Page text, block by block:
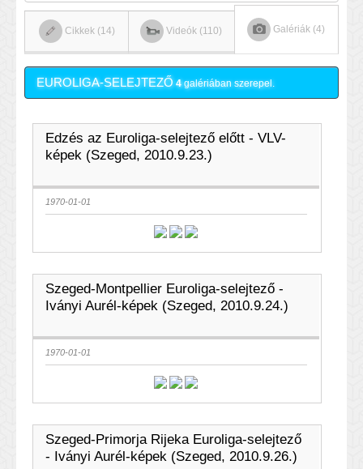
Cikkek (14) Videók (110) Galériák (4)
EUROLIGA-SELEJTEZŐ 4galériában szerepel.
Edzés az Euroliga-selejtező előtt - VLV-
képek (Szeged, 2010.9.23.)
1970-01-01
Szeged-Montpellier Euroliga-selejtező -
Iványi Aurél-képek (Szeged, 2010.9.24.)
1970-01-01
Szeged-Primorja Rijeka Euroliga-selejtező
- Iványi Aurél-képek (Szeged, 2010.9.26.)